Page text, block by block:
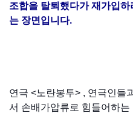
조합을 탈퇴했다가 재가입
는 장면입니다.
연극 <노란봉투> , 연극인들
서 손배가압류로 힘들어하